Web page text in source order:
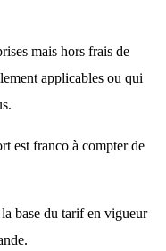
mais hors frais de
applicables ou qui
est franco à compter de
base du tarif en vigueur